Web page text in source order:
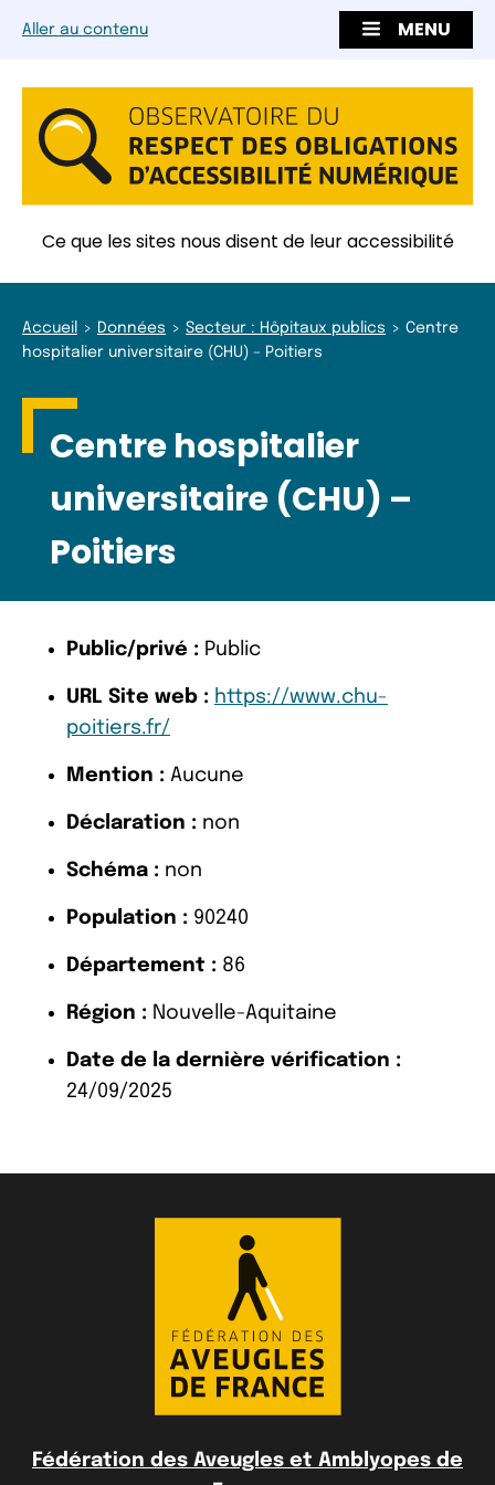
Aller au contenu MENU
Ce que les sites nous disent de leur accessibilité
Accueil Données Secteur : Hôpitaux publics
Centre
hospitalier universitaire (CHU) – Poitiers
Centre hospitalier
universitaire (CHU) –
Poitiers
Public/privé : Public
URL Site web : https://www.chu-
poitiers.fr/
Mention : Aucune
Déclaration : non
Schéma : non
Population : 90240
Département : 86
Région : Nouvelle-Aquitaine
Date de la dernière vérification :
24/09/2025
Fédération des Aveugles et Amblyopes de